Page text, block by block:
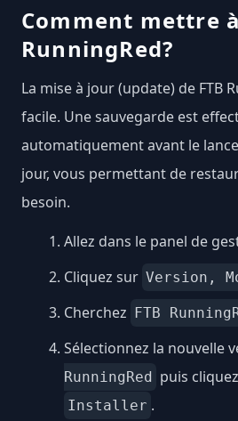
Comment mettre
RunningRed?
La mise à jour (update) de FTB
facile. Une sauvegarde est
automatiquement avant le
jour, vous permettant de
besoin.
Allez dans le panel de
Cliquez sur Version,
Cherchez FTB
Sélectionnez la nouvelle
RunningRed puis
Installer .